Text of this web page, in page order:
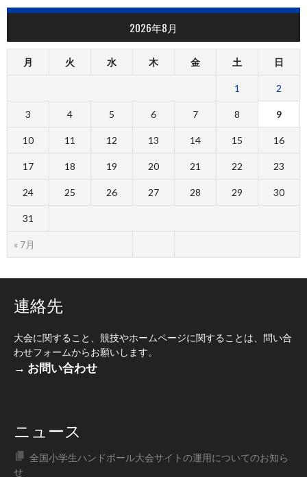
2026年8月
月 火 水 木 金 土 日
« 7月
1 2
3 4 5 6 7 8 9
10 11 12 13 14 15 16
17 18 19 20 21 22 23
24 25 26 27 28 29 30
31
連絡先
大会に関すること、競技やホームページに関することは、問い合
わせフォームからお願いします。
→ お問い合わせ
ニュース
全国小学生ハンドボール大会サイトの運用についてのお知ら
せ